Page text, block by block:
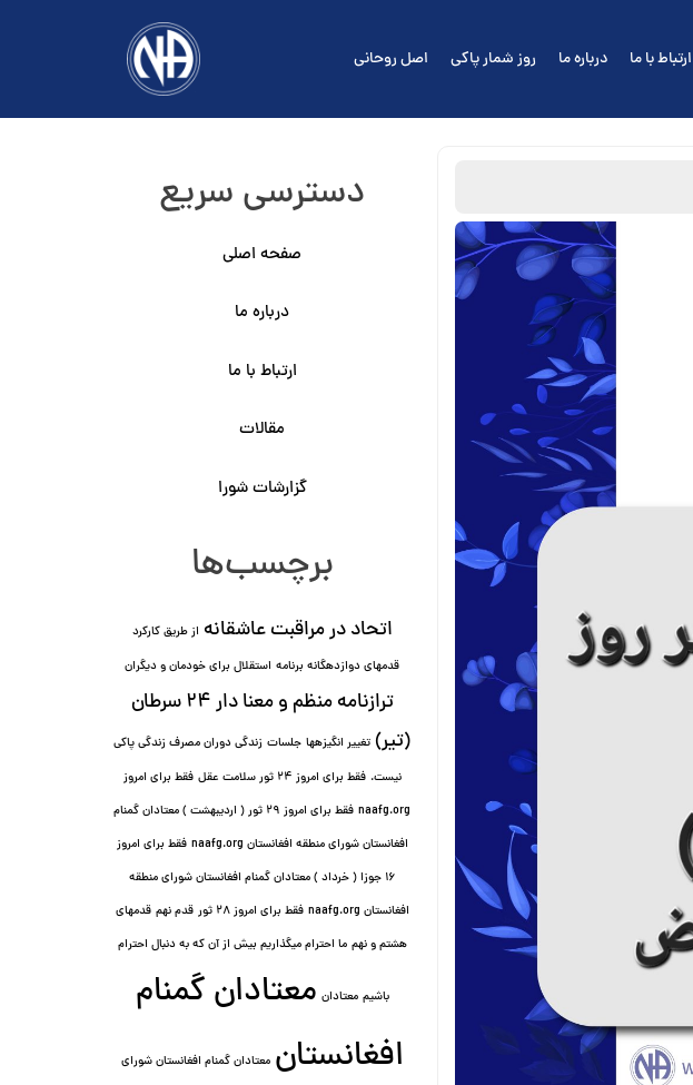
ارتباط با ما درباره ما روز شمار پاکی اصل روحانی
دسترسی سریع
صفحه اصلی
درباره ما
ارتباط با ما
مقالات
گزارشات شورا
برچسب‌ها
اتحاد در مراقبت عاشقانه از طریق کارکرد
قدمهای دوازده⁯گانه برنامه استقلال برای خودمان و دیگران
ترازنامه منظم و معنا دار ٢۴ سرطان
(تیر) تغییر انگیزه⁯ها جلسات زندگی دوران مصرف زندگی پاکی
نیست. فقط برای امروز 24 ثور سلامت عقل
فقط برای امروز
naafg.org
فقط برای امروز ٢٩ ثور ( اردیبهشت ) معتادان گمنام
افغانستان شورای منطقه افغانستان naafg.org
فقط برای امروز
۱۶ جوزا ( خرداد ) معتادان گمنام افغانستان شورای منطقه
افغانستان naafg.org
فقط برای امروز ۲۸ ثور قدم نهم قدمهای
هشتم و نهم ما احترام میگذاریم بیش از آن که به دنبال احترام
باشیم معتادان معتادان گمنام
افغانستان معتادان گمنام افغانستان شورای